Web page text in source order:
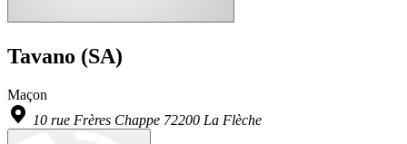
Tavano (SA)
Maçon
10 rue Frères Chappe 72200 La Flèche